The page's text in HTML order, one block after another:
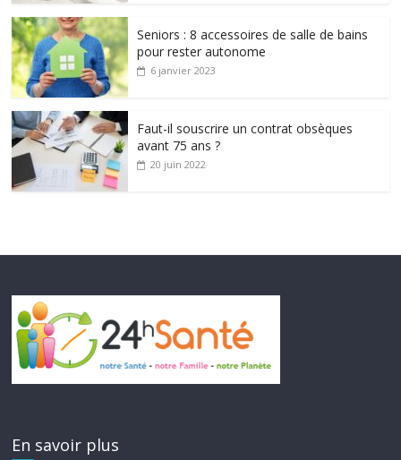
Seniors : 8 accessoires de salle de bains
pour rester autonome
6 janvier 2023
Faut-il souscrire un contrat obsèques
avant 75 ans ?
20 juin 2022
En savoir plus